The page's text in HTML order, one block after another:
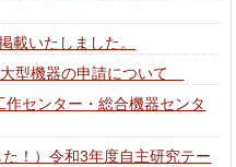
載いたしました。
型機器の申請について
センター・総合機器センタ
！）令和3年度自主研究テー